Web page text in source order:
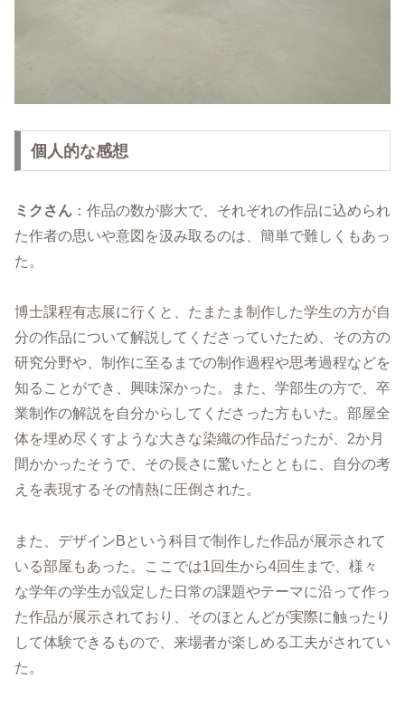
個人的な感想
ミクさん ：作品の数が膨大で、それぞれの作品に込められ
た作者の思いや意図を汲み取るのは、簡単で難しくもあっ
た。
博士課程有志展に行くと、たまたま制作した学生の方が自
分の作品について解説してくださっていたため、その方の
研究分野や、制作に至るまでの制作過程や思考過程などを
知ることができ、興味深かった。また、学部生の方で、卒
業制作の解説を自分からしてくださった方もいた。部屋全
体を埋め尽くすような大きな染織の作品だったが、2か月
間かかったそうで、その長さに驚いたとともに、自分の考
えを表現するその情熱に圧倒された。
また、デザインBという科目で制作した作品が展示されて
いる部屋もあった。ここでは1回生から4回生まで、様々
な学年の学生が設定した日常の課題やテーマに沿って作っ
た作品が展示されており、そのほとんどが実際に触ったり
して体験できるもので、来場者が楽しめる工夫がされてい
た。